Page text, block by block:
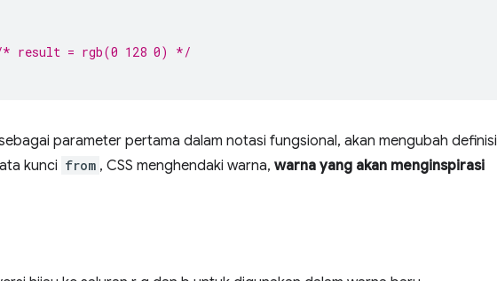
result = rgb(0 128 0) */
parameter pertama dalam notasi fungsional, akan mengubah definisi
kunci from , CSS menghendaki warna, warna yang akan menginspirasi